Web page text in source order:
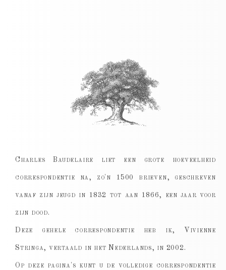
Charles Baudelaire liet een grote hoeveelheid
correspondentie na, zo'n 1500 brieven, geschreven
vanaf zijn jeugd in 1832 tot aan 1866, een jaar voor
zijn dood.
Deze gehele correspondentie heb ik, Vivienne
Stringa, vertaald in het Nederlands, in 2002.
Op deze pagina's kunt u de volledige correspondentie